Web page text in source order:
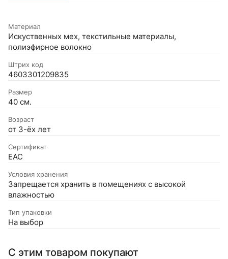
Материал
Искуственных мех, текстильные материалы,
полиэфирное волокно
Штрих код
4603301209835
Размер
40 см.
Возраст
от 3-ёх лет
Сертификат
EAC
Условия хранения
Запрещается хранить в помещениях с высокой
влажностью
Тип упаковки
На выбор
С этим товаром покупают